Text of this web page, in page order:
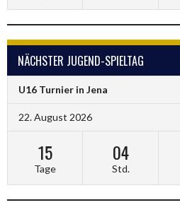
NÄCHSTER JUGEND-SPIELTAG
U16 Turnier in Jena
22. August 2026
15
Tage
04
Std.